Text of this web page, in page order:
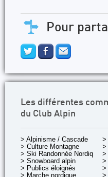
Pour
Les différentes
du Club Alpin
> Alpinisme / Cascade
> Culture Montagne
> Ski Randonnée Nordique
> Snowboard alpin
> Publics éloignés
> Marche nordique
>
>
>
>
>
>